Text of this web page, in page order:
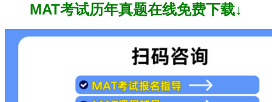
MAT考试历年真题在线免费下载↓